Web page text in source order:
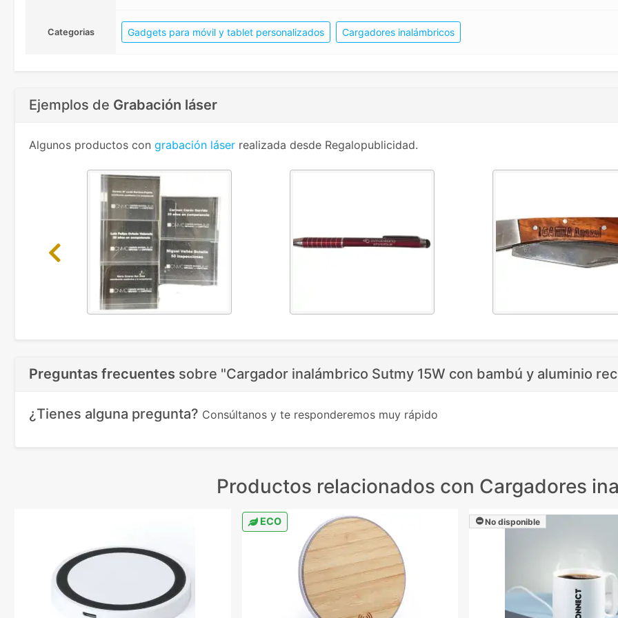
Categorias Gadgets para móvil y tablet personalizados Cargadores inalámbricos
Ejemplos de Grabación láser
Algunos productos con grabación láser realizada desde Regalopublicidad.
Previous
Preguntas frecuentes sobre "Cargador inalámbrico Sutmy 15W con bambú y aluminio
¿Tienes alguna pregunta? Consúltanos y te responderemos muy rápido
Productos relacionados con Cargadores
ECO No disponible